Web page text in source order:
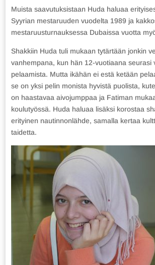
Muista saavutuksistaan Huda haluaa
Syyrian mestaruuden vuodelta 1989 ja
mestaruusturnauksessa Dubaissa vuotta
Shakkiin Huda tuli mukaan tytärtään jonkin
vanhempana, kun hän 12-vuotiaana seurasi
pelaamista. Mutta ikähän ei estä ketään
se on yksi pelin monista hyvistä puolista,
on haastavaa aivojumppaa ja Fatiman
koulutyössä. Huda haluaa lisäksi korostaa
erityinen nautinnonlähde, samalla kertaa
taidetta.